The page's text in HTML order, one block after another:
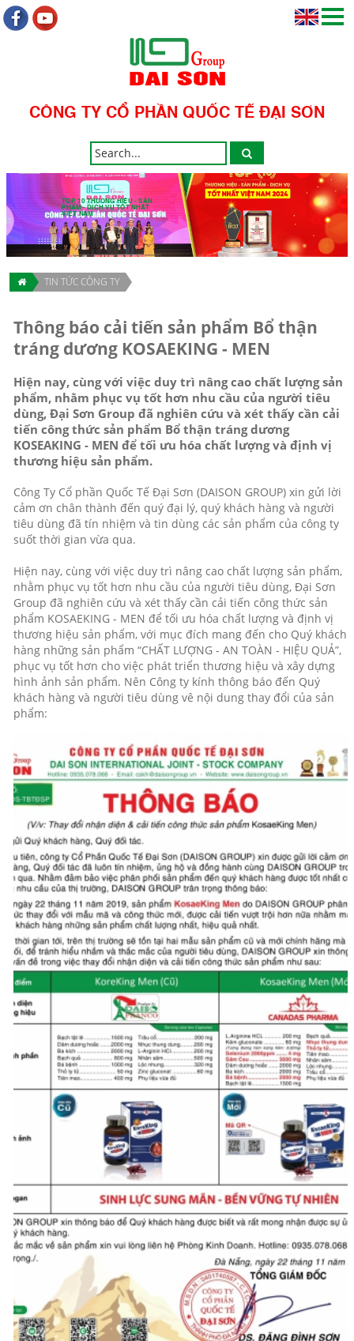
CÔNG TY CỔ PHẦN QUỐC TẾ ĐẠI SƠN
TOP 10 THƯƠNG HIỆU - SẢN
PHẨM - DỊCH VỤ TỐT NHẤT
VIỆT NAM
TIN TỨC CÔNG TY
Thông báo cải tiến sản phẩm Bổ thận
tráng dương KOSAEKING - MEN
Hiện nay, cùng với việc duy trì nâng cao chất lượng sản
phẩm, nhằm phục vụ tốt hơn nhu cầu của người tiêu
dùng, Đại Sơn Group đã nghiên cứu và xét thấy cần cải
tiến công thức sản phẩm Bổ thận tráng dương
KOSEAKING - MEN để tối ưu hóa chất lượng và định vị
thương hiệu sản phẩm.
Công Ty Cổ phần Quốc Tế Đại Sơn (DAISON GROUP) xin gửi lời
cảm ơn chân thành đến quý đại lý, quý khách hàng và người
tiêu dùng đã tín nhiệm và tin dùng các sản phẩm của công ty
suốt thời gian vừa qua.
Hiện nay, cùng với việc duy trì nâng cao chất lượng sản phẩm,
nhằm phục vụ tốt hơn nhu cầu của người tiêu dùng, Đại Sơn
Group đã nghiên cứu và xét thấy cần cải tiến công thức sản
phẩm KOSAEKING - MEN để tối ưu hóa chất lượng và định vị
thương hiệu sản phẩm, với mục đích mang đến cho Quý khách
hàng những sản phẩm “CHẤT LƯỢNG - AN TOÀN - HIỆU QUẢ”,
phục vụ tốt hơn cho việc phát triển thương hiệu và xây dựng
hình ảnh sản phẩm. Nên Công ty kính thông báo đến Quý
khách hàng và người tiêu dùng vê nội dung thay đổi của sản
phẩm: